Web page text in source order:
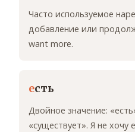
Часто используемое
добавление или
want more.
есть
Двойное значение:
«существует». Я не